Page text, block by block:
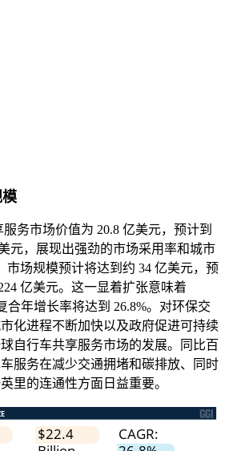
务市场价值为 20.8 亿美元，预计到
元，展现出强劲的市场采用率和城市
市场规模预计将达到约 34 亿美元，预
亿美元。这一显着扩张意味着
合年增长率将达到 26.8%。对环保交
化进程不断加快以及政府促进可持续
自行车共享服务市场的发展。同比百
服务在减少交通拥堵和碳排放、同时
里的连通性方面日益重要。